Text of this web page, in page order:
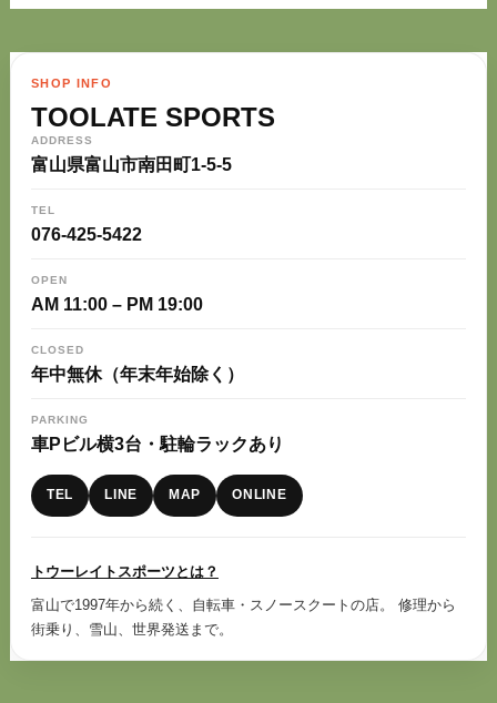
SHOP INFO
TOOLATE SPORTS
ADDRESS
富山県富山市南田町1-5-5
TEL
076-425-5422
OPEN
AM 11:00 – PM 19:00
CLOSED
年中無休（年末年始除く）
PARKING
車Pビル横3台・駐輪ラックあり
TEL LINE MAP ONLINE
トウーレイトスポーツとは？
富山で1997年から続く、自転車・スノースクートの店。 修理から
街乗り、雪山、世界発送まで。